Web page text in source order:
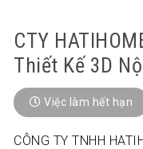
CTY
Thiết Kế 3D
Việc làm hết hạn
CÔNG TY TNHH